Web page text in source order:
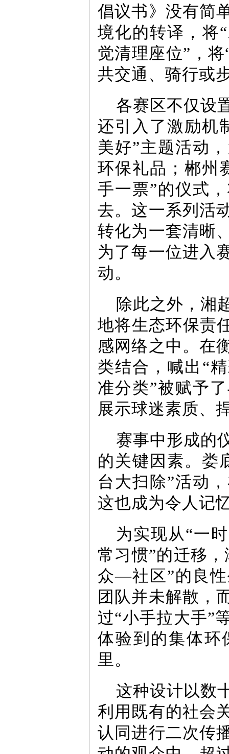
倡议书》没有简
境化的转译，将
觉清理座位”，
共交通、骑行或
各赛区不仅设
还引入了激励机
美好”主题活动
环保礼品；郴州
手一票”的仪式
去。这一系列活
转化为一套清晰
为了每一位进入
动。
除此之外，湘
地将生态环保责
感网络之中。在
类结合，喊出“
准分类”被赋予
展示球迷素质、
赛事中形成的
的关键因素。娄
台大扫除”活动
这也成为令人记
为实现从“一
常习惯”的迁移
众—社区”的良
团队并未解散，
过“小手拉大手”
体验到的集体环
里。
这种设计以数
利用既有的社会
认同进行二次传